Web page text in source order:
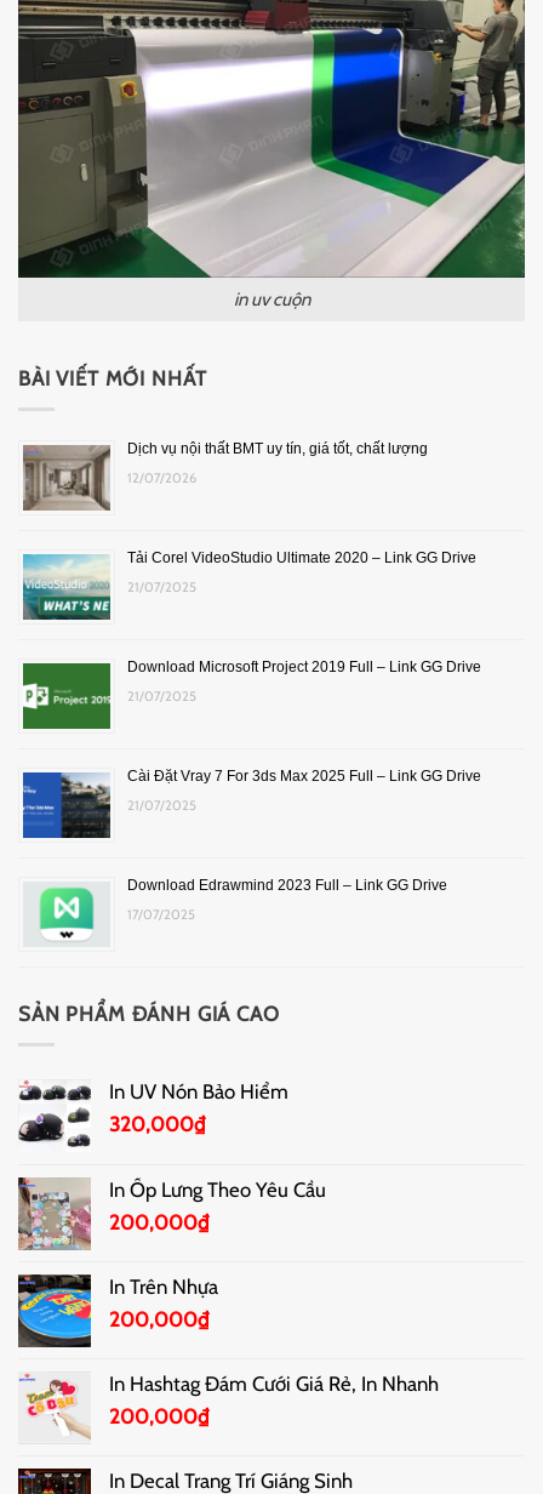
in uv cuộn
BÀI VIẾT MỚI NHẤT
Dịch vụ nội thất BMT uy tín, giá tốt, chất lượng
12/07/2026
Tải Corel VideoStudio Ultimate 2020 – Link GG Drive
21/07/2025
Download Microsoft Project 2019 Full – Link GG Drive
21/07/2025
Cài Đặt Vray 7 For 3ds Max 2025 Full – Link GG Drive
21/07/2025
Download Edrawmind 2023 Full – Link GG Drive
17/07/2025
SẢN PHẨM ĐÁNH GIÁ CAO
In UV Nón Bảo Hiểm
320,000₫
In Ốp Lưng Theo Yêu Cầu
200,000₫
In Trên Nhựa
200,000₫
In Hashtag Đám Cưới Giá Rẻ, In Nhanh
200,000₫
In Decal Trang Trí Giáng Sinh